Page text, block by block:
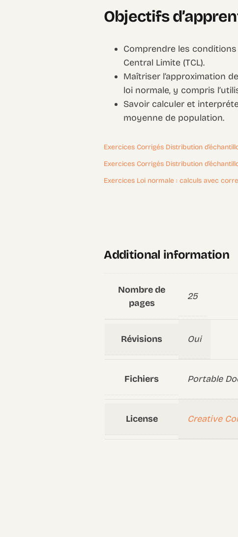
Objectifs
Comprendre les
Central Limite (TCL).
Maîtriser l’approximation
loi normale, y compris
Savoir calculer et
moyenne de population.
Exercices Corrigés Distribution
Exercices Corrigés Distribution
Exercices Loi normale : calculs avec
Additional information
Nombre de
pages
25
Révisions Oui
Fichiers Portable
License Creative